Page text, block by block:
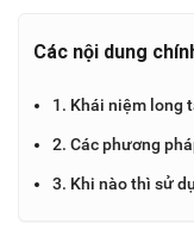
Các nội dung
1. Khái niệm long
2. Các phương
3. Khi nào thì sử